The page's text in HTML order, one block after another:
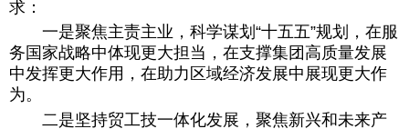
求：
一是聚焦主责主业，科学谋划“十五五”规划，在服
务国家战略中体现更大担当，在支撑集团高质量发展
中发挥更大作用，在助力区域经济发展中展现更大作
为。
二是坚持贸工技一体化发展，聚焦新兴和未来产